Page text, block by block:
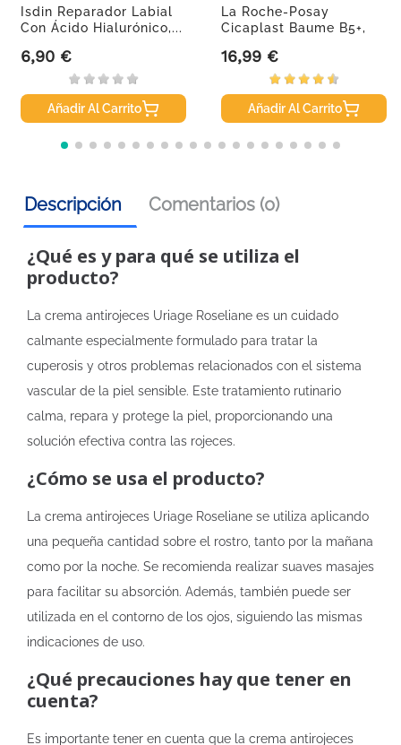
Isdin Reparador Labial
Con Ácido Hialurónico,...
Precio
6,90 €
Añadir Al Carrito
La Roche-Posay
Cicaplast Baume B5+,
Precio
16,99 €
Añadir Al Carrito
Descripción Comentarios (0)
¿Qué es y para qué se utiliza el
producto?
La crema antirojeces Uriage Roseliane es un cuidado
calmante especialmente formulado para tratar la
cuperosis y otros problemas relacionados con el sistema
vascular de la piel sensible. Este tratamiento rutinario
calma, repara y protege la piel, proporcionando una
solución efectiva contra las rojeces.
¿Cómo se usa el producto?
La crema antirojeces Uriage Roseliane se utiliza aplicando
una pequeña cantidad sobre el rostro, tanto por la mañana
como por la noche. Se recomienda realizar suaves masajes
para facilitar su absorción. Además, también puede ser
utilizada en el contorno de los ojos, siguiendo las mismas
indicaciones de uso.
¿Qué precauciones hay que tener en
cuenta?
Es importante tener en cuenta que la crema antirojeces